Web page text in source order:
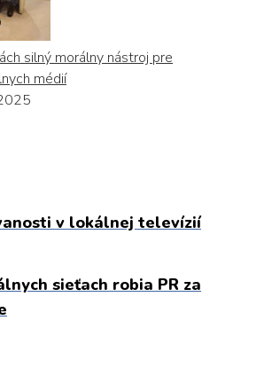
silný morálny nástroj pre
médií
v lokálnej televízií
sieťach robia PR za